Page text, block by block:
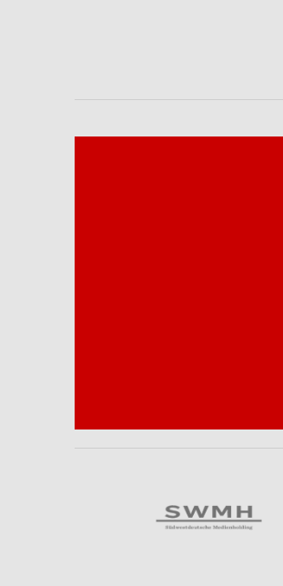
Analyse von Zielgruppen durch